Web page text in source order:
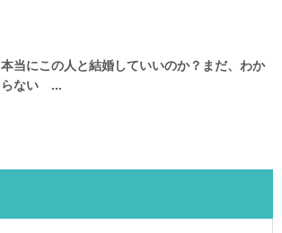
本当にこの人と結婚していいのか？まだ、わか
らない ...